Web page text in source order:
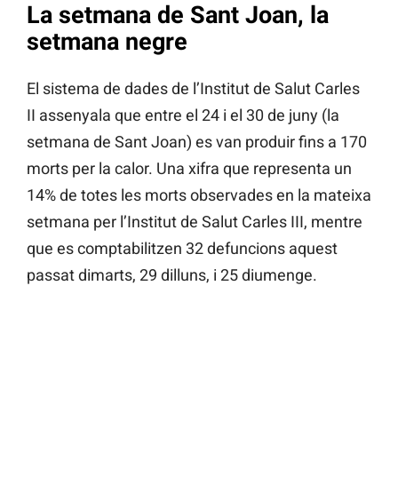
La setmana de Sant Joan, la
setmana negre
El sistema de dades de l’Institut de Salut Carles
II assenyala que entre el 24 i el 30 de juny (la
setmana de Sant Joan) es van produir fins a 170
morts per la calor. Una xifra que representa un
14% de totes les morts observades en la mateixa
setmana per l’Institut de Salut Carles III, mentre
que es comptabilitzen 32 defuncions aquest
passat dimarts, 29 dilluns, i 25 diumenge.